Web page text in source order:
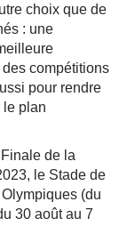
choix que de
: une
compétitions
pour rendre
le plan
de la
le Stade de
(du
30 août au 7